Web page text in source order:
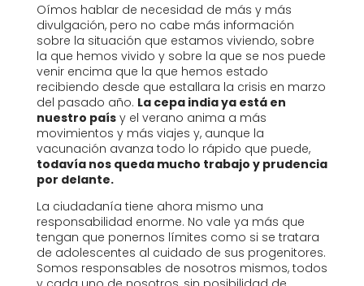
Oímos hablar de necesidad de más y más
divulgación, pero no cabe más información
sobre la situación que estamos viviendo, sobre
la que hemos vivido y sobre la que se nos puede
venir encima que la que hemos estado
recibiendo desde que estallara la crisis en marzo
del pasado año. La cepa india ya está en
nuestro paísy el verano anima a más
movimientos y más viajes y, aunque la
vacunación avanza todo lo rápido que puede,
todavía nos queda mucho trabajo y prudencia
por delante.
La ciudadanía tiene ahora mismo una
responsabilidad enorme. No vale ya más que
tengan que ponernos límites como si se tratara
de adolescentes al cuidado de sus progenitores.
Somos responsables de nosotros mismos, todos